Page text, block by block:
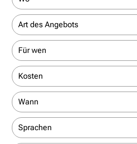
Art des Angebots
Für wen
Kosten
Wann
Sprachen